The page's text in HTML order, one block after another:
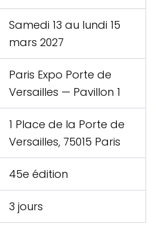
Samedi 13 au lundi 15
mars 2027
Paris Expo Porte de
Versailles — Pavillon 1
1 Place de la Porte de
Versailles, 75015 Paris
45e édition
3 jours